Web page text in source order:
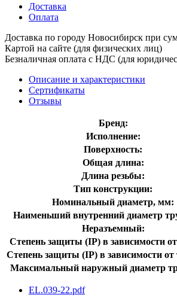
Доставка
Оплата
Доставка по городу
Картой на сайте (для физических лиц)
Безналичная оплата с НДС (для
Описание и характеристики
Сертификаты
Отзывы
Бренд:
Исполнение:
Поверхность:
Общая длина:
Длина резьбы:
Тип конструкции:
Номинальный диаметр, мм:
Наименьший внутренний диаметр
Неразъемный:
Степень защиты (IP) в зависимости
Степень защиты (IP) в зависимости
Максимальный наружный диаметр
EL.039-22.pdf